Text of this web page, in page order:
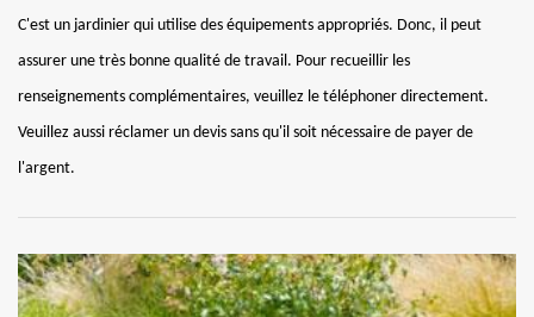
C'est un jardinier qui utilise des équipements appropriés. Donc, il peut
assurer une très bonne qualité de travail. Pour recueillir les
renseignements complémentaires, veuillez le téléphoner directement.
Veuillez aussi réclamer un devis sans qu'il soit nécessaire de payer de
l'argent.